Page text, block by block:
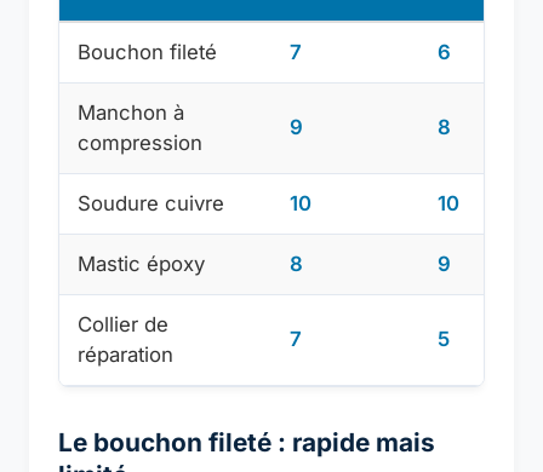
Bouchon fileté 7 6
Manchon à
compression
9 8
Soudure cuivre 10 10
Mastic époxy 8 9
Collier de
réparation
7 5
Le bouchon fileté : rapide mais